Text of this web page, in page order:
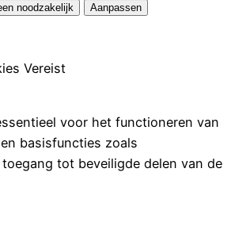
noodzakelijk Aanpassen
Vereist
voor het functioneren van
basisfuncties zoals
tot beveiligde delen van de